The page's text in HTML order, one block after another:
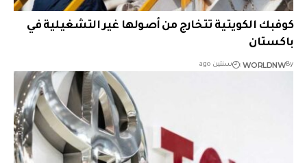
كوفبك الكويتية تتخارج من أصولها غير التشغيلية في
باكستان
By
WORLDNW سنتين ago